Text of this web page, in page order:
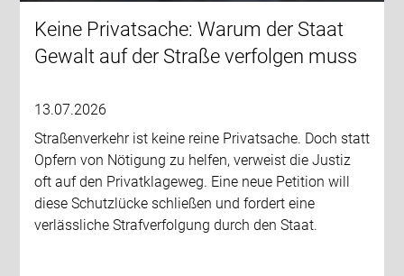
Keine Privatsache: Warum der Staat
Gewalt auf der Straße verfolgen muss
13.07.2026
Straßenverkehr ist keine reine Privatsache. Doch statt
Opfern von Nötigung zu helfen, verweist die Justiz
oft auf den Privatklageweg. Eine neue Petition will
diese Schutzlücke schließen und fordert eine
verlässliche Strafverfolgung durch den Staat.